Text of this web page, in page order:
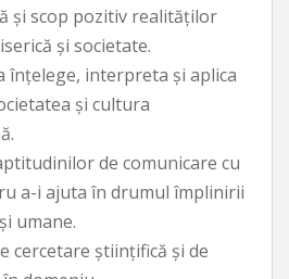
şi scop pozitiv realităţilor
şi societate.
înţelege, interpreta şi aplica
şi cultura
de comunicare cu
a-i ajuta în drumul împlinirii
umane.
cercetare ştiinţifică şi de